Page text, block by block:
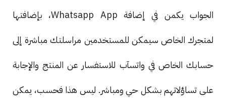
الجواب يكمن في إضافة Whatsapp App، بإضافتها
لمتجرك الخاص سيمكن للمستخدمين مراسلتك مباشرة إلى
حسابك الخاص في واتسآب للاستفسار عن المنتج والإجابة
على تساؤلاتهم بشكل حي ومباشر. ليس هذا فحسب، يمكن